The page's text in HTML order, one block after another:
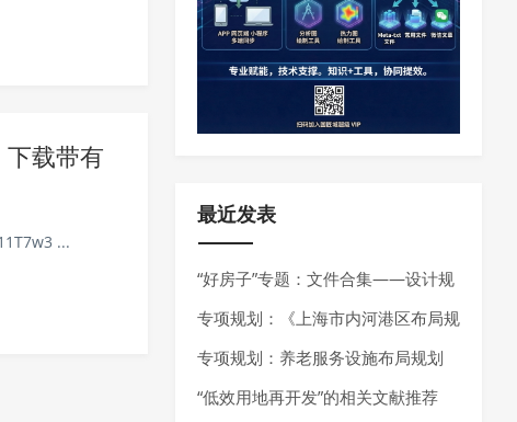
下载带有
...
最近发表
“好房子”专题：文件合集——设计规
范、技术指南、技术导则
专项规划：《上海市内河港区布局规
划（2025-2035年）》发布
专项规划：养老服务设施布局规划
——最新指南请参考《养老服务设施
“低效用地再开发”的相关文献推荐